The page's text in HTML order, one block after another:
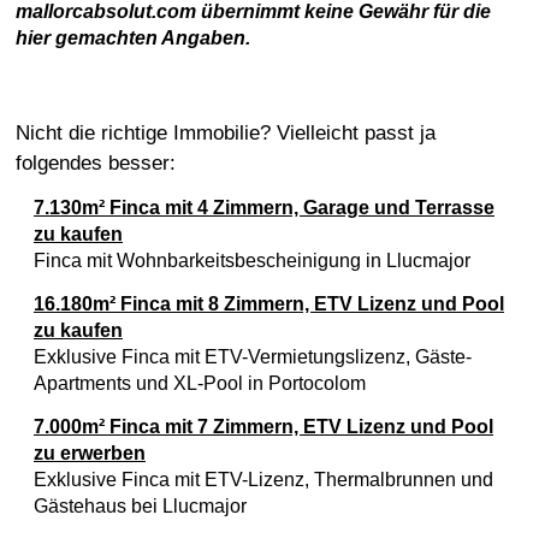
mallorcabsolut.com übernimmt keine Gewähr für die
hier gemachten Angaben.
Nicht die richtige Immobilie? Vielleicht passt ja
folgendes besser:
7.130m² Finca mit 4 Zimmern, Garage und Terrasse
zu kaufen
Finca mit Wohnbarkeitsbescheinigung in Llucmajor
16.180m² Finca mit 8 Zimmern, ETV Lizenz und Pool
zu kaufen
Exklusive Finca mit ETV-Vermietungslizenz, Gäste-
Apartments und XL-Pool in Portocolom
7.000m² Finca mit 7 Zimmern, ETV Lizenz und Pool
zu erwerben
Exklusive Finca mit ETV-Lizenz, Thermalbrunnen und
Gästehaus bei Llucmajor